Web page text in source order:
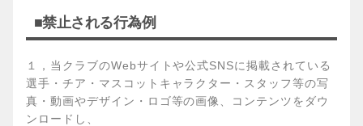
■禁止される行為例
１，当クラブのWebサイトや公式SNSに掲載されている
選手・チア・マスコットキャラクター・スタッフ等の写
真・動画やデザイン・ロゴ等の画像、コンテンツをダウ
ンロードし、